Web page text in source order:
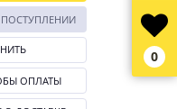
ОПЛАТЫ
0